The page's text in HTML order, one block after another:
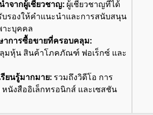
ำจากผู้เชี่ยวชาญ: ผู้เชี่ยวชาญที่ได้
บรองให้คำแนะนำและการสนับสนุน
าะบุคคล
าการซื้อขายที่ครอบคลุม:
มหุ้น สินค้าโภคภัณฑ์ ฟอเร็กซ์ และ
ยนรู้มากมาย: รวมถึงวิดีโอ การ
นังสืออิเล็กทรอนิกส์ และเซสชัน